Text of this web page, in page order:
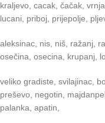
kraljevo, cacak, čačak,
lucani, priboj, prijepolje,
aleksinac, nis, niš, ražanj,
osečina, osecina, krupanj,
veliko gradiste, svilajinac,
preševo, negotin,
palanka, apatin,